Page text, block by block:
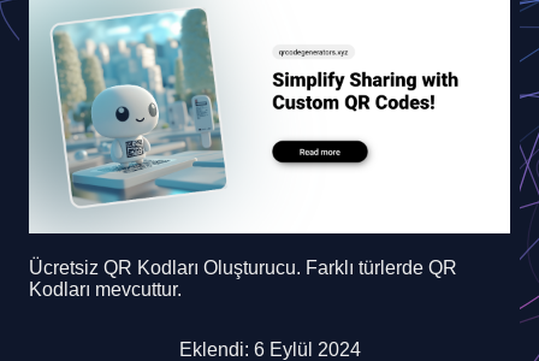
Ücretsiz QR Kodları Oluşturucu. Farklı türlerde QR
Kodları mevcuttur.
Eklendi: 6 Eylül 2024